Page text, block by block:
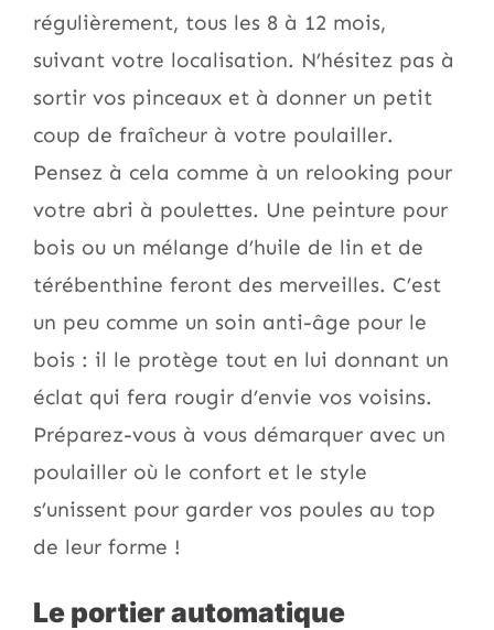
régulièrement, tous les 8 à 12 mois,
suivant votre localisation. N’hésitez pas à
sortir vos pinceaux et à donner un petit
coup de fraîcheur à votre poulailler.
Pensez à cela comme à un relooking pour
votre abri à poulettes. Une peinture pour
bois ou un mélange d’huile de lin et de
térébenthine feront des merveilles. C’est
un peu comme un soin anti-âge pour le
bois : il le protège tout en lui donnant un
éclat qui fera rougir d’envie vos voisins.
Préparez-vous à vous démarquer avec un
poulailler où le confort et le style
s’unissent pour garder vos poules au top
de leur forme !
Le portier automatique